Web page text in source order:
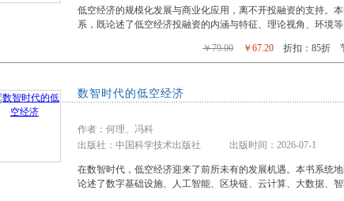
低空经济的规模化发展与商业化应用，离不开投融资的支持。
系，既论述了低空经济投融资的内涵与特征、理论视角、环境
￥79.00 ￥67.20 折扣：85折
数智时代的低空经济
作者：何理、冯科
出版社：中国科学技术出版社 出版时间：2026-07-1
在数智时代，低空经济迎来了前所未有的发展机遇。本书系统
论述了数字基础设施、人工智能、区块链、云计算、大数据、